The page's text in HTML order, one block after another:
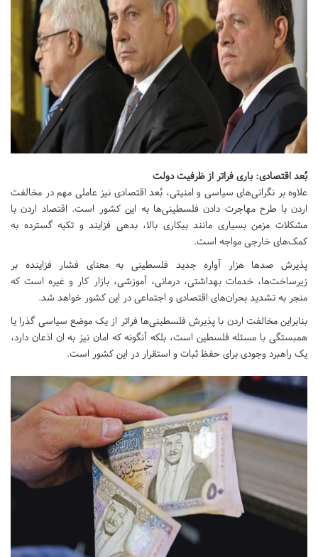
بُعد اقتصادی: باری فراتر از ظرفیت دولت
علاوه بر نگرانی‌های سیاسی و امنیتی، بُعد اقتصادی نیز عاملی مهم در مخالفت
اردن با طرح مهاجرت دادن فلسطینی‌ها به این کشور است. اقتصاد اردن با
مشکلات مزمن بسیاری مانند بیکاری بالا، بدهی فزایند و تکیه گسترده به
کمک‌های خارجی مواجه است.
پذیرش صدها هزار آواره جدید فلسطینی به معنای فشار فزاینده بر
زیرساخت‌ها، خدمات بهداشتی، درمانی، آموزشی، بازار کار و غیره است که
منجر به تشدید بحران‌های اقتصادی و اجتماعی در این کشور خواهد شد.
بنابراین مخالفت اردن با پذیرش فلسطینی‌ها فراتر از یک موضع سیاسی گذرا یا
همبستگی با مسئله فلسطین است، بلکه آنگونه که امان نیز به ان اذعان دارد،
یک راهبرد وجودی برای حفظ ثبات و استقرار در این کشور است.